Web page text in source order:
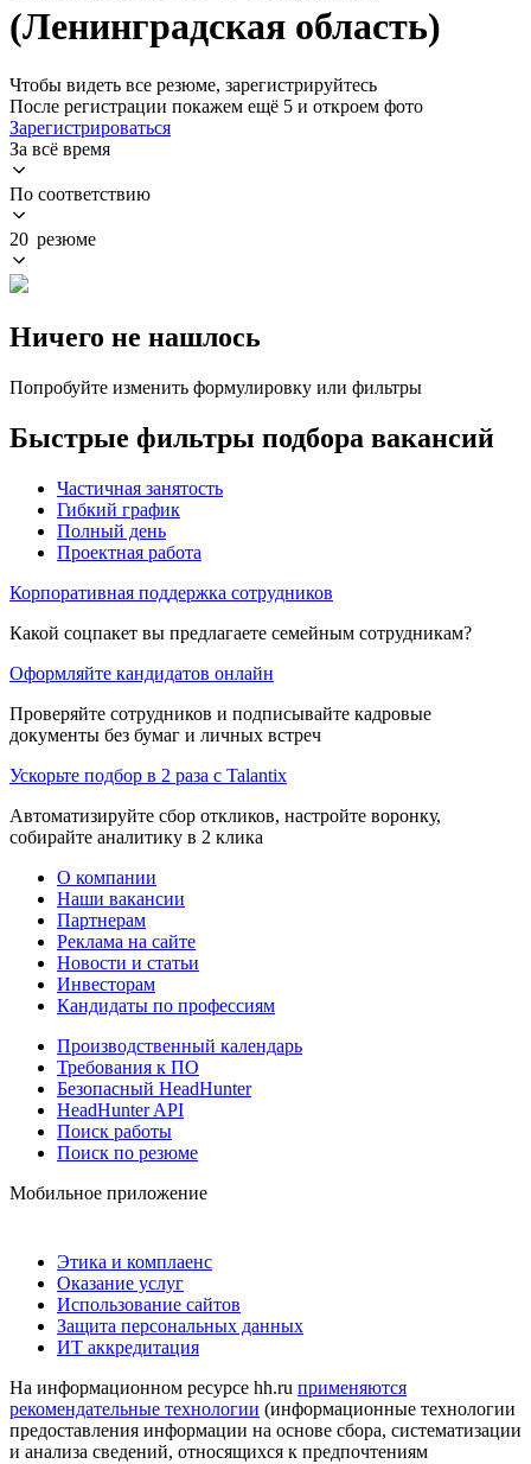
(Ленинградская область)
Чтобы видеть все резюме, зарегистрируйтесь
После регистрации покажем ещё 5 и откроем фото
Зарегистрироваться
За всё время
По соответствию
20 резюме
Ничего не нашлось
Попробуйте изменить формулировку или фильтры
Быстрые фильтры подбора вакансий
Частичная занятость
Гибкий график
Полный день
Проектная работа
Корпоративная поддержка сотрудников
Какой соцпакет вы предлагаете семейным сотрудникам?
Оформляйте кандидатов онлайн
Проверяйте сотрудников и подписывайте кадровые
документы без бумаг и личных встреч
Ускорьте подбор в 2 раза с Talantix
Автоматизируйте сбор откликов, настройте воронку,
собирайте аналитику в 2 клика
О компании
Наши вакансии
Партнерам
Реклама на сайте
Новости и статьи
Инвесторам
Кандидаты по профессиям
Производственный календарь
Требования к ПО
Безопасный HeadHunter
HeadHunter API
Поиск работы
Поиск по резюме
Мобильное приложение
Этика и комплаенс
Оказание услуг
Использование сайтов
Защита персональных данных
ИТ аккредитация
На информационном ресурсе hh.ru применяются
рекомендательные технологии (информационные технологии
предоставления информации на основе сбора, систематизации
и анализа сведений, относящихся к предпочтениям